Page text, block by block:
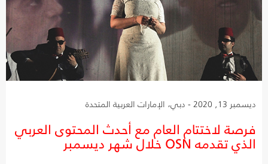
ديسمبر 13, 2020 - دبي، الإمارات العربية المتحدة
فرصة لاختتام العام مع أحدث المحتوى العربي
الذي تقدمه OSN خلال شهر ديسمبر